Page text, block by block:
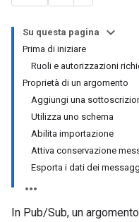
Su questa pagina
Prima di iniziare
Ruoli e autorizzazioni
Proprietà di un argomento
Aggiungi una
Utilizza uno schema
Abilita importazione
Attiva conservazione
Esporta i dati dei
In Pub/Sub, un